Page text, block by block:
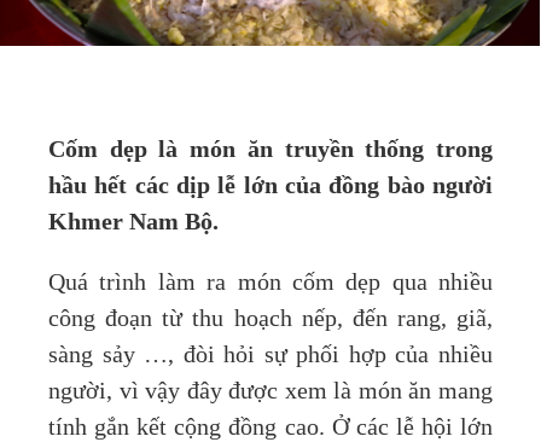
Cốm dẹp là món ăn truyền thống trong
hầu hết các dịp lễ lớn của đồng bào người
Khmer Nam Bộ.
Quá trình làm ra món cốm dẹp qua nhiều
công đoạn từ thu hoạch nếp, đến rang, giã,
sàng sảy …, đòi hỏi sự phối hợp của nhiều
người, vì vậy đây được xem là món ăn mang
tính gắn kết cộng đồng cao. Ở các lễ hội lớn